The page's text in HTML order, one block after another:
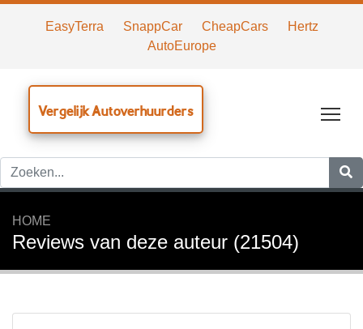
EasyTerra SnappCar CheapCars
Hertz
AutoEurope
Vergelijk Autoverhuurders
HOME
Reviews van deze auteur (21504)